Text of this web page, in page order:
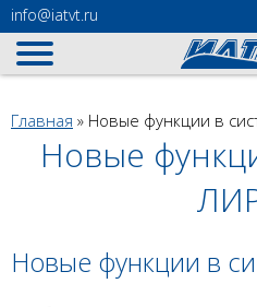
Вы здесь
Главная » Новые функции в
Новые
Новые функции в
info@iatvt.ru